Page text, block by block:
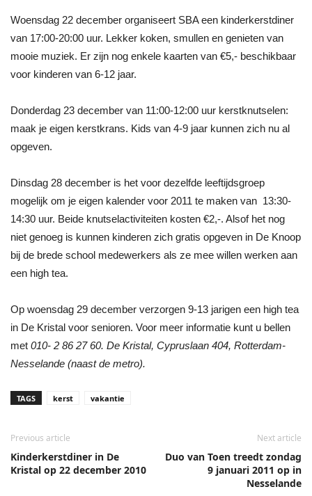
Woensdag 22 december organiseert SBA een kinderkerstdiner
van 17:00-20:00 uur. Lekker koken, smullen en genieten van
mooie muziek. Er zijn nog enkele kaarten van €5,- beschikbaar
voor kinderen van 6-12 jaar.
Donderdag 23 december van 11:00-12:00 uur kerstknutselen:
maak je eigen kerstkrans. Kids van 4-9 jaar kunnen zich nu al
opgeven.
Dinsdag 28 december is het voor dezelfde leeftijdsgroep
mogelijk om je eigen kalender voor 2011 te maken van 13:30-
14:30 uur. Beide knutselactiviteiten kosten €2,-. Alsof het nog
niet genoeg is kunnen kinderen zich gratis opgeven in De Knoop
bij de brede school medewerkers als ze mee willen werken aan
een high tea.
Op woensdag 29 december verzorgen 9-13 jarigen een high tea
in De Kristal voor senioren. Voor meer informatie kunt u bellen
met 010- 2 86 27 60. De Kristal, Cypruslaan 404, Rotterdam-
Nesselande (naast de metro).
TAGS kerst vakantie
Previous article
Kinderkerstdiner in De
Kristal op 22 december 2010
Next article
Duo van Toen treedt zondag
9 januari 2011 op in
Nesselande